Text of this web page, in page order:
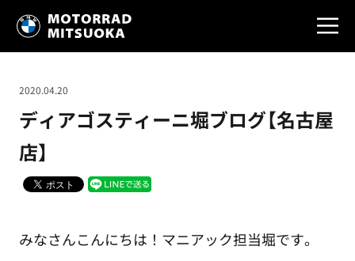
ディアゴスティーニ堀ブログ【名古屋
店】
2020.04.20
みなさんこんにちは！マニアック担当堀です。